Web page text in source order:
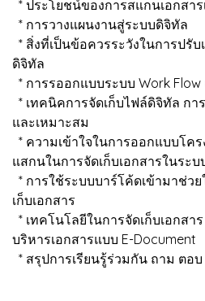
* ประโยชน์ของการสแกนเอกสา
* การวางแผนงานสู่ระบบดิจิทัล
* สิ่งที่เป็นข้อควรระวังในการปรั
ดิจิทัล
* การรออกแบบระบบ Work Flow
* เทคนิคการจัดเก็บไฟล์ดิจิทัล กา
และเหมาะสม
* ความเข้าใจในการออกแบบโค
แสกนในการจัดเก็บเอกสารในระ
* การใช้ระบบบาร์โค้ดเข้ามาช่ว
เก็บเอกสาร
* เทคโนโลยีในการจัดเก็บเอกสา
บริหารเอกสารแบบ E-Document
* สรุปการเรียนรู้ร่วมกัน ถาม ตอบ